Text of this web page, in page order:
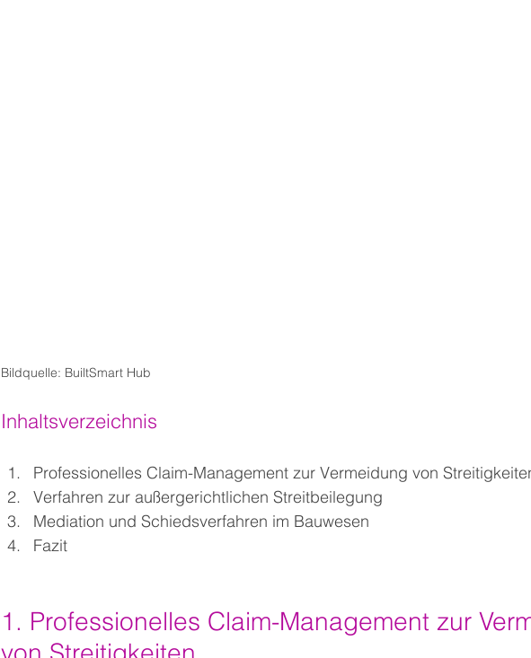
Bildquelle: BuiltSmart Hub
Inhaltsverzeichnis
Professionelles Claim-Management zur Vermeidung von
Verfahren zur außergerichtlichen Streitbeilegung
Mediation und Schiedsverfahren im Bauwesen
Fazit
1. Professionelles Claim-Management zur